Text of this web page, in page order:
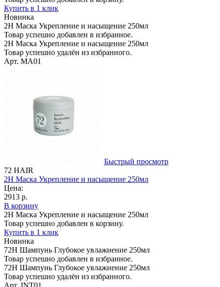
Купить в 1 клик
Новинка
2H Маска Укрепление и насыщение 250мл
Товар успешно добавлен в избранное.
2H Маска Укрепление и насыщение 250мл
Товар успешно удалён из избранного.
Арт. MA01
Быстрый просмотр
72 HAIR
2H Маска Укрепление и насыщение 250мл
Цена:
2913 р.
В корзину
2H Маска Укрепление и насыщение 250мл
Товар успешно добавлен в корзину.
Купить в 1 клик
Новинка
72H Шампунь Глубокое увлажнение 250мл
Товар успешно добавлен в избранное.
72H Шампунь Глубокое увлажнение 250мл
Товар успешно удалён из избранного.
Арт. INT01